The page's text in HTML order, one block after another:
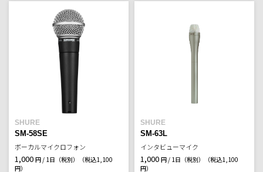
SHURE
SM-58SE
ボーカルマイクロフォン
1,000 円 / 1日（税別）
（税込1,100
円）
SHURE
SM-63L
インタビューマイク
1,000 円 / 1日（税別）
（税込1,100
円）